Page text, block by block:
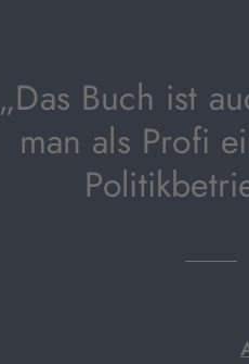
„Das Buch ist
man als Profi